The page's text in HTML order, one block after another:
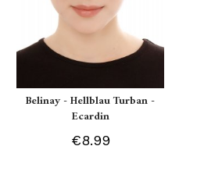
Belinay - Hellblau Turban -
Ecardin
€8.99